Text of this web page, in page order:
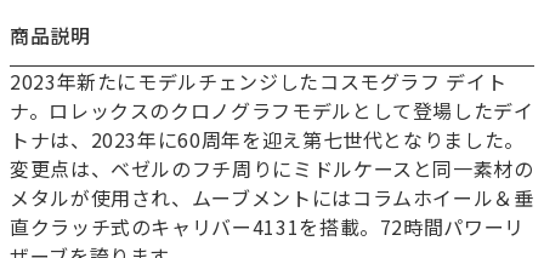
商品説明
2023年新たにモデルチェンジしたコスモグラフ デイト
ナ。ロレックスのクロノグラフモデルとして登場したデイ
トナは、2023年に60周年を迎え第七世代となりました。
変更点は、ベゼルのフチ周りにミドルケースと同一素材の
メタルが使用され、ムーブメントにはコラムホイール＆垂
直クラッチ式のキャリバー4131を搭載。72時間パワーリ